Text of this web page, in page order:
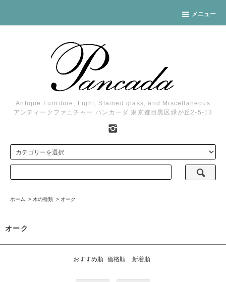
メニュー
Antique Furniture, Light, Stained glass, and Miscellaneous
アンティークファニチャー パンカーダ 東京都目黒区緑が丘2-5-13
ホーム > 木の種類 > オーク
オーク
おすすめ順 価格順 新着順